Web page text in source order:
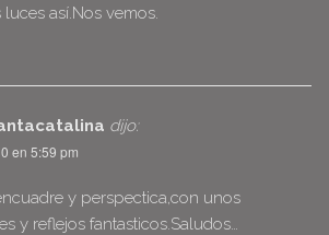
luces así.Nos vemos.
dijo:
en 5:59 pm
y perspectica,con unos
y reflejos fantasticos.Saludos…